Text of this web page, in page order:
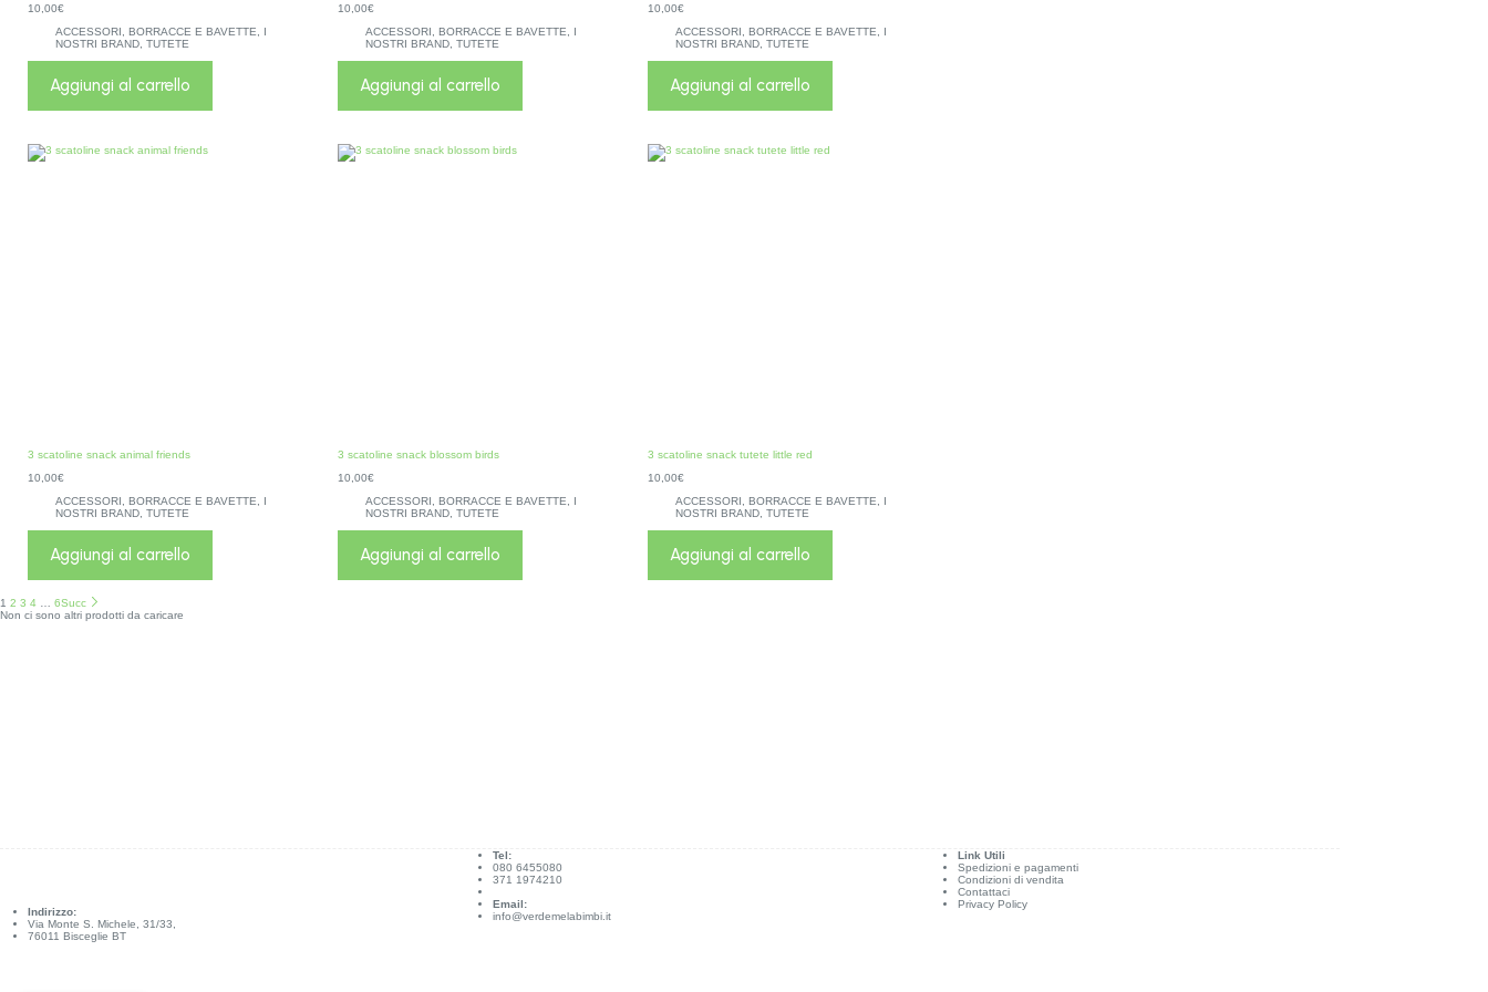
10,00€
ACCESSORI
BORRACCE E BAVETTE
I
NOSTRI BRAND TUTETE
Aggiungi al carrello
10,00€
ACCESSORI
BORRACCE E BAVETTE
I
NOSTRI BRAND, TUTETE
Aggiungi al carrello
10,00€
ACCESSORI
BORRACCE E BAVETTE
I
NOSTRI BRAND, TUTETE
Aggiungi al carrello
3 scatoline snack animal friends
10,00€
ACCESSORI
BORRACCE E BAVETTE
I
NOSTRI BRAND TUTETE
Aggiungi al carrello
3 scatoline snack blossom birds
10,00€
ACCESSORI
BORRACCE E BAVETTE
I
NOSTRI BRAND, TUTETE
Aggiungi al carrello
3 scatoline snack tutete little red
10,00€
ACCESSORI
BORRACCE E BAVETTE
I
NOSTRI BRAND, TUTETE
Aggiungi al carrello
1 2 3 4 6Succ
Non ci sono altri prodotti da caricare
Indirizzo:
Via Monte S. Michele, 31/33,
76011 Bisceglie BT
Tel:
080 6455080
371 1974210
Email:
info@verdemelabimbi.it
Link Utili
Spedizioni e pagamenti
Condizioni di vendita
Contattaci
Privacy Policy